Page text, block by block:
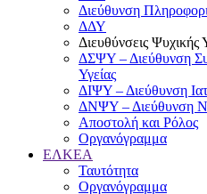
Διεύθυνση
ΔΔΥ
Διευθύνσεις Ψυχικής
ΔΣΨΥ – Διεύθυνση
Υγείας
ΔΙΨΥ – Διεύθυνση
ΔΝΨΥ – Διεύθυνση
Αποστολή και Ρόλος
Οργανόγραμμα
ΕΛΚΕΑ
Ταυτότητα
Οργανόγραμμα